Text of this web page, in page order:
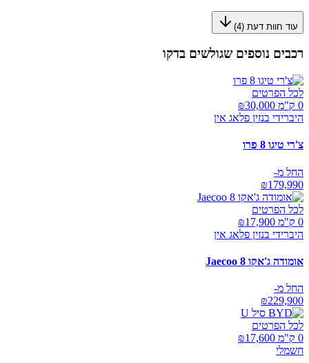
עוד חוות דעת (4
)
רכבים נוספים שגולשים בדקו
לכל הפרטים
0 ק"מ ₪
30,000
היברידי בנזין פלאג אין
צ'רי טיגו 8 פרו
החל מ-
₪179,990
לכל הפרטים
0 ק"מ ₪
17,900
היברידי בנזין פלאג אין
אומודה ג'אקו Jaecoo 8
החל מ-
₪229,900
לכל הפרטים
0 ק"מ ₪
17,600
חשמלי